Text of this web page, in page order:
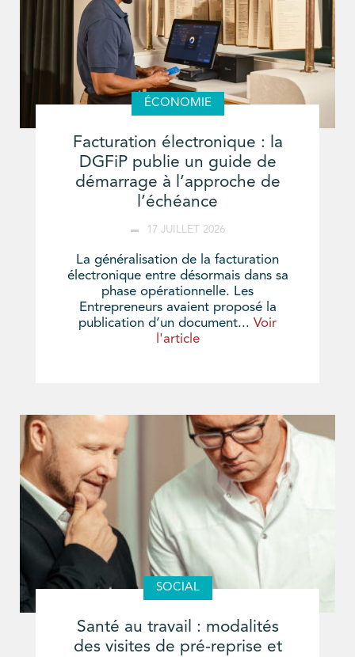
ÉCONOMIE
Facturation électronique : la
DGFiP publie un guide de
démarrage à l’approche de
l’échéance
17 JUILLET 2026
La généralisation de la facturation
électronique entre désormais dans sa
phase opérationnelle. Les
Entrepreneurs avaient proposé la
publication d’un document... Voir
l'article
SOCIAL
Santé au travail : modalités
des visites de pré-reprise et